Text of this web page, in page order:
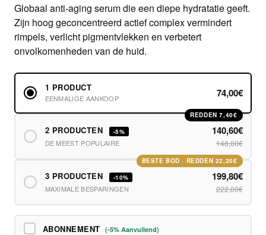
Globaal anti-aging serum die een diepe hydratatie geeft.
Zijn hoog geconcentreerd actief complex vermindert
rimpels, verlicht pigmentvlekken en verbetert
onvolkomenheden van de huid.
1 PRODUCT
EENMALIGE AANKOOP 74,00€
REDDEN 7,40€
2 PRODUCTEN -5%
DE MEEST POPULAIRE
140,60€
148,00€
BESTE BOD · REDDEN 22,20€
3 PRODUCTEN -10%
MAXIMALE BESPARINGEN
199,80€
222,00€
ABONNEMENT (-5% Aanvullend)